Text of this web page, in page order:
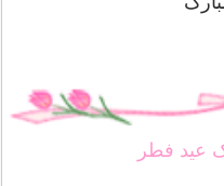
عید فطر